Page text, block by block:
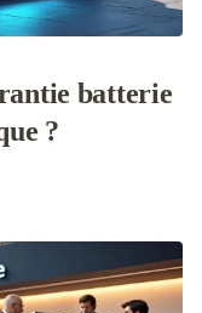
batterie
?